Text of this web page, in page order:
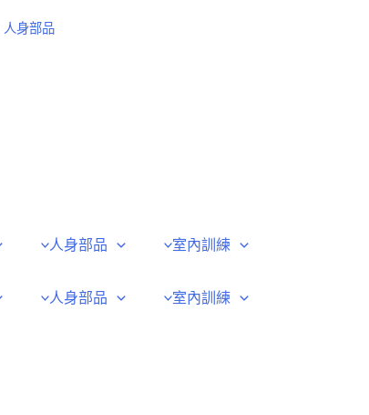
人身部品
人身部品
室內訓練
人身部品
室內訓練